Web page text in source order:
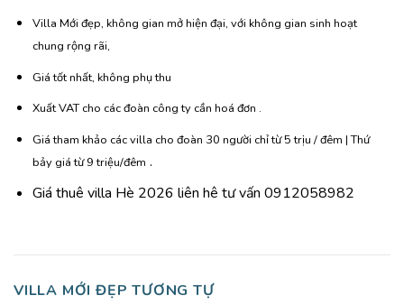
Villa Mới đẹp, không gian mở hiện đại, với không gian sinh hoạt
chung rộng rãi,
Giá tốt nhất, không phụ thu
Xuất VAT cho các đoàn công ty cần hoá đơn .
Giá tham khảo các villa cho đoàn 30 người chỉ từ 5 trịu / đêm | Thứ
bảy giá từ 9 triệu/đêm .
Giá thuê villa Hè 2026 liên hê tư vấn 0912058982
VILLA MỚI ĐẸP TƯƠNG TỰ